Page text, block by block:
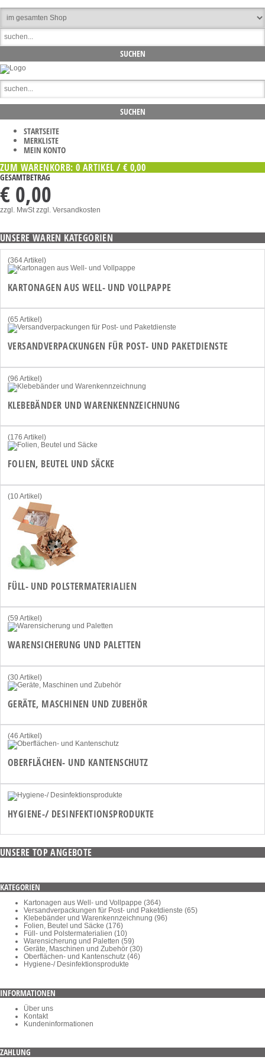
STARTSEITE
MERKLISTE
MEIN KONTO
ZUM WARENKORB: 0 ARTIKEL / € 0,00
GESAMTBETRAG
€ 0,00
zzgl. MwStzzgl. Versandkosten
UNSERE WAREN KATEGORIEN
(364 Artikel)
KARTONAGEN AUS WELL- UND VOLLPAPPE
(65 Artikel)
VERSANDVERPACKUNGEN FÜR POST- UND PAKETDIENSTE
(96 Artikel)
KLEBEBÄNDER UND WARENKENNZEICHNUNG
(176 Artikel)
FOLIEN, BEUTEL UND SÄCKE
(10 Artikel)
FÜLL- UND POLSTERMATERIALIEN
(59 Artikel)
WARENSICHERUNG UND PALETTEN
(30 Artikel)
GERÄTE, MASCHINEN UND ZUBEHÖR
(46 Artikel)
OBERFLÄCHEN- UND KANTENSCHUTZ
HYGIENE-/ DESINFEKTIONSPRODUKTE
UNSERE TOP ANGEBOTE
KATEGORIEN
Kartonagen aus Well- und Vollpappe (364)
Versandverpackungen für Post- und Paketdienste (65)
Klebebänder und Warenkennzeichnung (96)
Folien, Beutel und Säcke (176)
Füll- und Polstermaterialien (10)
Warensicherung und Paletten (59)
Geräte, Maschinen und Zubehör (30)
Oberflächen- und Kantenschutz (46)
Hygiene-/ Desinfektionsprodukte
INFORMATIONEN
Über uns
Kontakt
Kundeninformationen
ZAHLUNG